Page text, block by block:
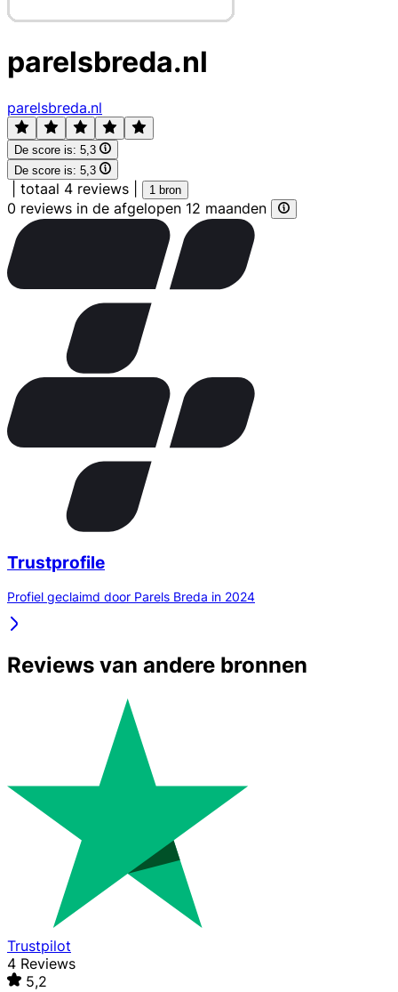
parelsbreda.nl
parelsbreda.nl
De score is: 5,3
De score is: 5,3
totaal 4 reviews 1 bron
0 reviews in de afgelopen 12 maanden
Trustprofile
Profiel geclaimd door Parels Breda in 2024
Reviews van andere bronnen
Trustpilot
4 Reviews
5,2